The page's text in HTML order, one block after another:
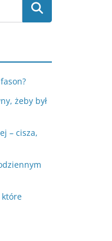
żeby był
– cisza,
które